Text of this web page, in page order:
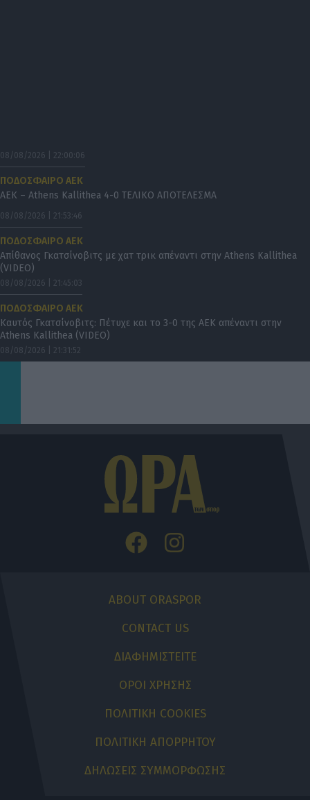
08/08/2026 | 22:00:06
ΠΟΔΟΣΦΑΙΡΟ ΑΕΚ
ΑΕΚ – Athens Kallithea 4-0 ΤΕΛΙΚΟ ΑΠΟΤΕΛΕΣΜΑ
08/08/2026 | 21:53:46
ΠΟΔΟΣΦΑΙΡΟ ΑΕΚ
Απίθανος Γκατσίνοβιτς με χατ τρικ απέναντι στην Athens Kallithea
(VIDEO)
08/08/2026 | 21:45:03
ΠΟΔΟΣΦΑΙΡΟ ΑΕΚ
Καυτός Γκατσίνοβιτς: Πέτυχε και το 3-0 της ΑΕΚ απέναντι στην
Athens Kallithea (VIDEO)
08/08/2026 | 21:31:52
ABOUT ORASPOR
CONTACT US
ΔΙΑΦΗΜΙΣΤΕΙΤΕ
ΟΡΟΙ ΧΡΗΣΗΣ
ΠΟΛΙΤΙΚΗ COOKIES
ΠΟΛΙΤΙΚΗ ΑΠΟΡΡΗΤΟΥ
ΔΗΛΩΣΕΙΣ ΣΥΜΜΟΡΦΩΣΗΣ